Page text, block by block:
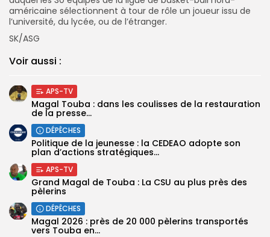
américaine sélectionnent à tour de rôle un joueur issu de
l’université, du lycée, ou de l’étranger.
SK/ASG
Voir aussi :
APS-TV
Magal Touba : dans les coulisses de la restauration
de la presse...
DÉPÊCHES
Politique de la jeunesse : la CEDEAO adopte son
plan d’actions stratégiques...
APS-TV
Grand Magal de Touba : La CSU au plus près des
pèlerins
DÉPÊCHES
Magal 2026 : près de 20 000 pèlerins transportés
vers Touba en...